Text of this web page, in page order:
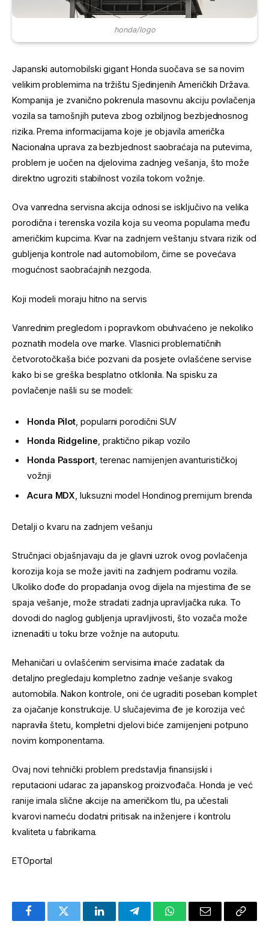
honda/logo
Japanski automobilski gigant Honda suočava se sa novim
velikim problemima na tržištu Sjedinjenih Američkih Država.
Kompanija je zvanično pokrenula masovnu akciju povlačenja
vozila sa tamošnjih puteva zbog ozbiljnog bezbjednosnog
rizika. Prema informacijama koje je objavila američka
Nacionalna uprava za bezbjednost saobraćaja na putevima,
problem je uočen na djelovima zadnjeg vešanja, što može
direktno ugroziti stabilnost vozila tokom vožnje.
Ova vanredna servisna akcija odnosi se isključivo na velika
porodična i terenska vozila koja su veoma popularna među
američkim kupcima. Kvar na zadnjem veštanju stvara rizik od
gubljenja kontrole nad automobilom, čime se povećava
mogućnost saobraćajnih nezgoda.
Koji modeli moraju hitno na servis
Vanrednim pregledom i popravkom obuhvaćeno je nekoliko
poznatih modela ove marke. Vlasnici problematičnih
četvorotočkaša biće pozvani da posjete ovlašćene servise
kako bi se greška besplatno otklonila. Na spisku za
povlačenje našli su se modeli:
Honda Pilot , popularni porodični SUV
Honda Ridgeline , praktično pikap vozilo
Honda Passport , terenac namijenjen avanturističkoj
vožnji
Acura MDX , luksuzni model Hondinog premijum brenda
Detalji o kvaru na zadnjem vešanju
Stručnjaci objašnjavaju da je glavni uzrok ovog povlačenja
korozija koja se može javiti na zadnjem podramu vozila.
Ukoliko dođe do propadanja ovog dijela na mjestima đe se
spaja vešanje, može stradati zadnja upravljačka ruka. To
dovodi do naglog gubljenja upravljivosti, što vozača može
iznenaditi u toku brze vožnje na autoputu.
Mehaničari u ovlašćenim servisima imaće zadatak da
detaljno pregledaju kompletno zadnje vešanje svakog
automobila. Nakon kontrole, oni će ugraditi poseban komplet
za ojačanje konstrukcije. U slučajevima đe je korozija već
napravila štetu, kompletni djelovi biće zamijenjeni potpuno
novim komponentama.
Ovaj novi tehnički problem predstavlja finansijski i
reputacioni udarac za japanskog proizvođača. Honda je već
ranije imala slične akcije na američkom tlu, pa učestali
kvarovi nameću dodatni pritisak na inženjere i kontrolu
kvaliteta u fabrikama.
ETOportal
FacebookTwitter LinkedInTelegramWhatsAppEmail Copy